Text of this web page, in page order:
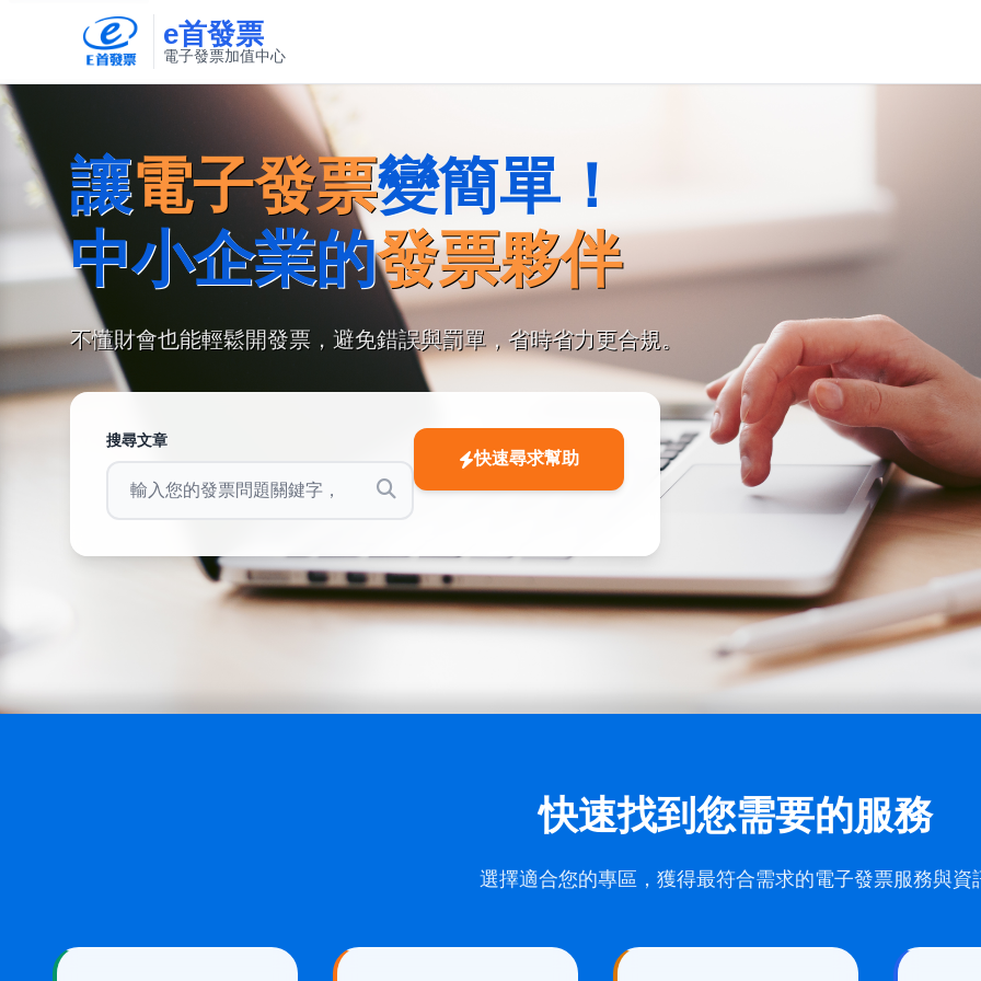
(在新視窗開啟)
e首發票
電子發票加值中心
(在新視窗開啟)
此連結將在新視窗開啟
讓電子發票變簡單！
中小企業的發票夥伴
不懂財會也能輕鬆開發票，避免錯誤與罰單，省時省力更合規。
搜尋文章
快速尋求幫助
輸入與電子發票相關的問題關鍵字，系統將為您找到相關的解決方案和教學資源
點擊此按鈕開始搜尋，或按 Enter 鍵執行搜尋
快速找到您需要的服務
選擇適合您的專區，獲得最符合需求的電子發票服務與資